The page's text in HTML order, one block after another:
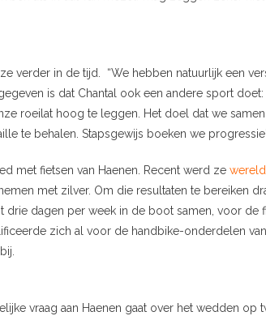
verder in de tijd. “We hebben natuurlijk een
is dat Chantal ook een andere sport
roeilat hoog te leggen. Het doel dat we
te behalen. Stapsgewijs boeken we
met fietsen van Haenen. Recent werd ze
met zilver. Om die resultaten te bereiken
drie dagen per week in de boot samen, voor
zich al voor de handbike-onderdelen
vraag aan Haenen gaat over het wedden